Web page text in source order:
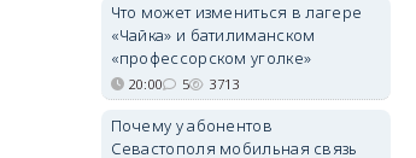
Что может измениться в лагере
«Чайка» и батилиманском
«профессорском уголке»
20:00 5 3713
Почему у абонентов
Севастополя мобильная связь